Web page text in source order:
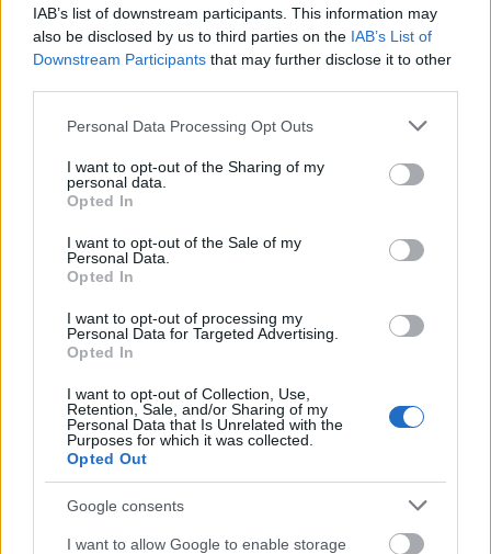
IAB’s list of downstream participants. This information may
also be disclosed by us to third parties on the IAB’s List of
Downstream Participants that may further disclose it to other
Please note that this website/app uses one or more Google
not limited to your visit or usage behaviour. You may click to
grant or deny consent to Google and its third-party tags to
use your data for below specified purposes in below Google
consent section.
Personal Data Processing Opt Outs
I want to opt-out of the Sharing of my
personal data.
Opted In
I want to opt-out of the Sale of my
Personal Data.
Opted In
I want to opt-out of processing my
Personal Data for Targeted Advertising.
Opted In
I want to opt-out of Collection, Use,
Retention, Sale, and/or Sharing of my
Personal Data that Is Unrelated with the
Purposes for which it was collected.
Opted Out
Google consents
I want to allow Google to enable storage
Az Eurostar tulajdonosi szerkezete:
* SNCF Voyages Développement, az SNCF Voyageurs
leányvállalata 55,75%
* Federated Hermes Infrastructure Fund 6,44%
Tervezett menetidők
A Zürich és London között 6 órás-
között 5 órás-, Genf és London között 5,5 órás
utazási idővel kalkulálnak. Ez versenyképes lenne a
repüléssel, ugyanis ezek a járatok közvetlenül a
városközpontok között közlekednének, megspórolva
a repülőtérre történő hosszú és gyakran bonyolult
eljutást, továbbá a repülőterek fárasztó biztonsági
ellenőrzéseit.
Korábbi meg nem valósult tervek
A Csatorna-alagút kapacitása messze nincs teljesen
kihasználva, ám néhány dolog igencsak megnehezíti
további járatok indítását az alagúton át.